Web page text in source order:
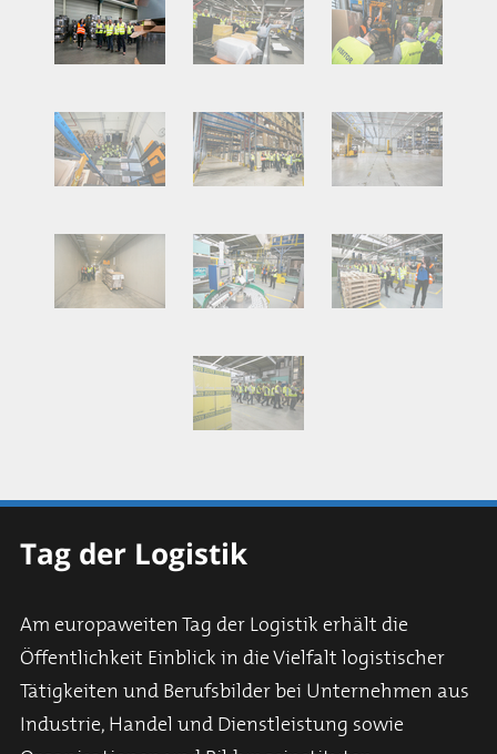
Tag der Logistik
Am europaweiten Tag der Logistik erhält die
Öffentlichkeit Einblick in die Vielfalt logistischer
Tätigkeiten und Berufsbilder bei Unternehmen aus
Industrie, Handel und Dienstleistung sowie